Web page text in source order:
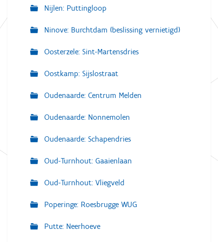
Nijlen: Puttingloop
Ninove: Burchtdam (beslissing vernietigd)
Oosterzele: Sint-Martensdries
Oostkamp: Sijslostraat
Oudenaarde: Centrum Melden
Oudenaarde: Nonnemolen
Oudenaarde: Schapendries
Oud-Turnhout: Gaaienlaan
Oud-Turnhout: Vliegveld
Poperinge: Roesbrugge WUG
Putte: Neerhoeve